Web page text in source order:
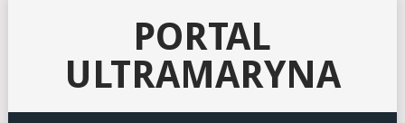
PORTAL
ULTRAMARYNA